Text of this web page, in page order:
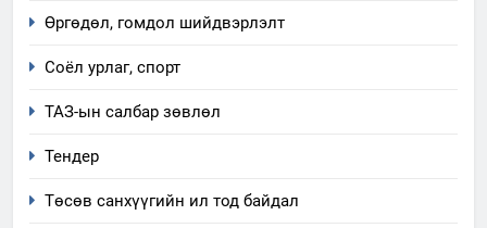
Өргөдөл, гомдол шийдвэрлэлт
Соёл урлаг, спорт
ТАЗ-ын салбар зөвлөл
Тендер
Төсөв санхүүгийн ил тод байдал
5
салбар зөвлөл” аяны хүрээнд
6